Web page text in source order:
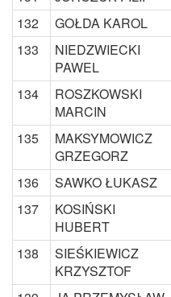
132
GOŁDA KAROL
133
NIEDZWIECKI
PAWEL
134
ROSZKOWSKI
MARCIN
135
MAKSYMOWICZ
GRZEGORZ
136 SAWKO ŁUKASZ
137
KOSIŃSKI
HUBERT
138
SIEŚKIEWICZ
KRZYSZTOF